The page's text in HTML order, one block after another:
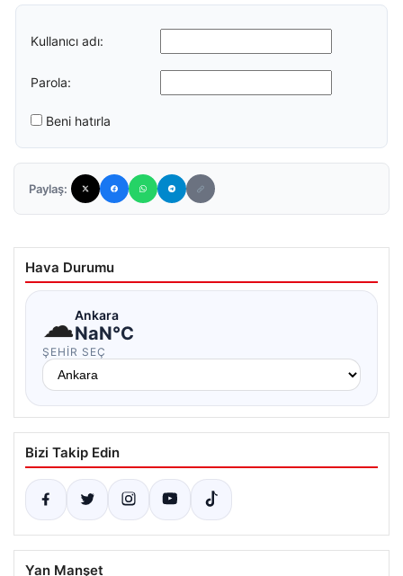
Kullanıcı adı:
Parola:
Beni hatırla
Paylaş:
Hava Durumu
☁Ankara
NaN°C
ŞEHIR SEÇ
Bizi Takip Edin
Yan Manşet